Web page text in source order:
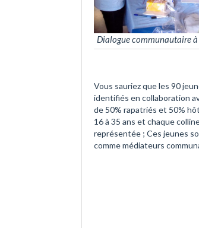
Dialogue communautaire
Vous sauriez que les 90
identifiés en collaboration
de 50% rapatriés et 50%
16 à 35 ans et chaque
représentée ; Ces jeunes
comme médiateurs